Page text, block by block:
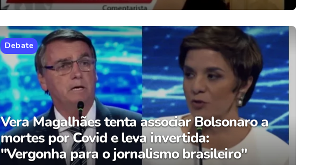
Vera Magalhães tenta associar Bolsonaro a
mortes por Covid e leva invertida:
"Vergonha para o jornalismo brasileiro"
Debate